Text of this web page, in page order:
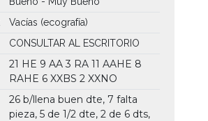
Vacías (ecografía)
CONSULTAR AL ESCRITORIO
21 HE 9 AA 3 RA 11 AAHE 8
RAHE 6 XXBS 2 XXNO
26 b/llena buen dte, 7 falta
pieza, 5 de 1/2 dte, 2 de 6 dts,